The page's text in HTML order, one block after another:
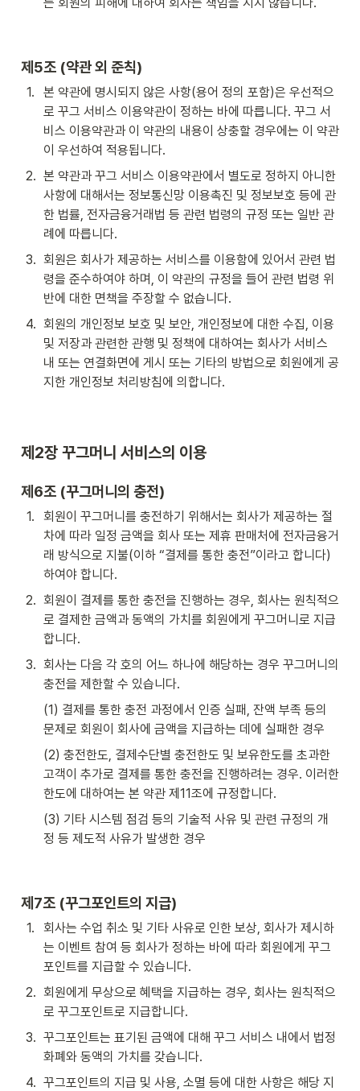
는 회원의 피해에 대하여 회사는 책임을 지지 않습니다.
제5조 (약관 외 준칙)
1.
본 약관에 명시되지 않은 사항(용어 정의 포함)은 우선적으
로 꾸그 서비스 이용약관이 정하는 바에 따릅니다. 꾸그 서
비스 이용약관과 이 약관의 내용이 상충할 경우에는 이 약관
이 우선하여 적용됩니다.
2. 본 약관과 꾸그 서비스 이용약관에서 별도로 정하지 아니한
사항에 대해서는 정보통신망 이용촉진 및 정보보호 등에 관
한 법률, 전자금융거래법 등 관련 법령의 규정 또는 일반 관
례에 따릅니다.
3. 회원은 회사가 제공하는 서비스를 이용함에 있어서 관련 법
령을 준수하여야 하며, 이 약관의 규정을 들어 관련 법령 위
반에 대한 면책을 주장할 수 없습니다.
4. 회원의 개인정보 보호 및 보안, 개인정보에 대한 수집, 이용
및 저장과 관련한 관행 및 정책에 대하여는 회사가 서비스
내 또는 연결화면에 게시 또는 기타의 방법으로 회원에게 공
지한 개인정보 처리방침에 의합니다.
제2장 꾸그머니 서비스의 이용
제6조 (꾸그머니의 충전)
1.
회원이 꾸그머니를 충전하기 위해서는 회사가 제공하는 절
차에 따라 일정 금액을 회사 또는 제휴 판매처에 전자금융거
래 방식으로 지불(이하 “결제를 통한 충전”이라고 합니다)
하여야 합니다.
2. 회원이 결제를 통한 충전을 진행하는 경우, 회사는 원칙적으
로 결제한 금액과 동액의 가치를 회원에게 꾸그머니로 지급
합니다.
3. 회사는 다음 각 호의 어느 하나에 해당하는 경우 꾸그머니의
충전을 제한할 수 있습니다.
(1) 결제를 통한 충전 과정에서 인증 실패, 잔액 부족 등의
문제로 회원이 회사에 금액을 지급하는 데에 실패한 경우
(2) 충전한도, 결제수단별 충전한도 및 보유한도를 초과한
고객이 추가로 결제를 통한 충전을 진행하려는 경우. 이러한
한도에 대하여는 본 약관 제11조에 규정합니다.
(3) 기타 시스템 점검 등의 기술적 사유 및 관련 규정의 개
정 등 제도적 사유가 발생한 경우
제7조 (꾸그포인트의 지급)
1.
회사는 수업 취소 및 기타 사유로 인한 보상, 회사가 제시하
는 이벤트 참여 등 회사가 정하는 바에 따라 회원에게 꾸그
포인트를 지급할 수 있습니다.
2. 회원에게 무상으로 혜택을 지급하는 경우, 회사는 원칙적으
로 꾸그포인트로 지급합니다.
3. 꾸그포인트는 표기된 금액에 대해 꾸그 서비스 내에서 법정
화폐와 동액의 가치를 갖습니다.
4. 꾸그포인트의 지급 및 사용, 소멸 등에 대한 사항은 해당 지